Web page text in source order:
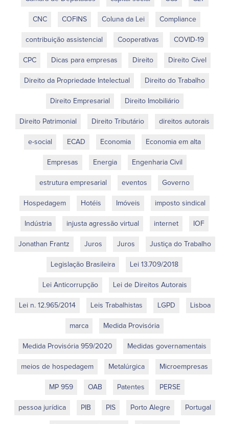
CNC COFINS Coluna da Lei Compliance
contribuição assistencial Cooperativas COVID-19
CPC Dicas para empresas Direito Direito Cível
Direito da Propriedade Intelectual Direito do Trabalho
Direito Empresarial Direito Imobiliário
Direito Patrimonial Direito Tributário direitos autorais
e-social ECAD Economia Economia em alta
Empresas Energia Engenharia Civil
estrutura empresarial eventos Governo
Hospedagem Hotéis Imóveis imposto sindical
Indústria injusta agressão virtual internet IOF
Jonathan Frantz Juros Juros Justiça do Trabalho
Legislação Brasileira Lei 13.709/2018
Lei Anticorrupção Lei de Direitos Autorais
Lei n. 12.965/2014 Leis Trabalhistas LGPD Lisboa
marca Medida Provisória
Medida Provisória 959/2020 Medidas governamentais
meios de hospedagem Metalúrgica Microempresas
MP 959 OAB Patentes PERSE
pessoa jurídica PIB PIS Porto Alegre Portugal